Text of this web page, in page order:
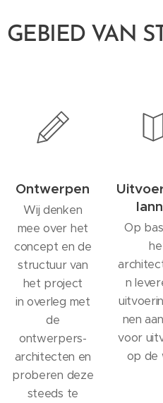
GEBIED VAN
Ontwerpen
Wij denken
mee over het
concept en de
structuur van
het project
in overleg met
de
ontwerpers-
architecten en
proberen deze
steeds te
Op
n
nen
voor
op de